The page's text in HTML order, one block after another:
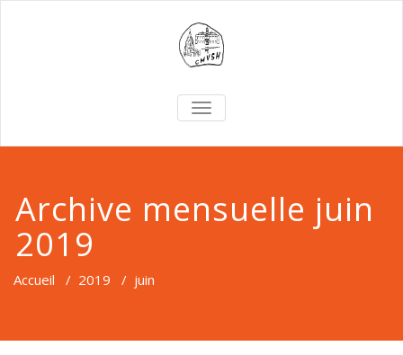
TOGGLE
NAVIGATION
Archive mensuelle juin
2019
Accueil / 2019 / juin